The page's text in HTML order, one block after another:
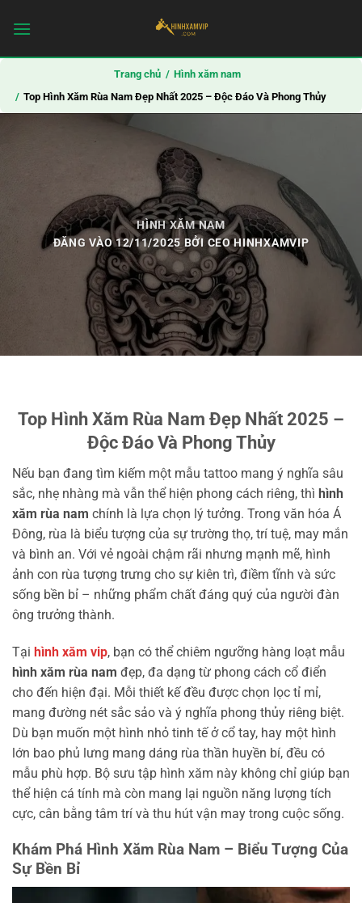
qua
Trang chủ
Hình xăm nam
Top Hình Xăm Rùa Nam Đẹp Nhất 2025 – Độc Đáo Và Phong Thủy
HÌNH XĂM NAM
ĐĂNG VÀO12/11/2025 BỞI CEO HINHXAMVIP
Top Hình Xăm Rùa Nam Đẹp Nhất 2025 –
Độc Đáo Và Phong Thủy
Nếu bạn đang tìm kiếm một mẫu tattoo mang ý nghĩa sâu
sắc, nhẹ nhàng mà vẫn thể hiện phong cách riêng, thì hình
xăm rùa nam chính là lựa chọn lý tưởng. Trong văn hóa Á
Đông, rùa là biểu tượng của sự trường thọ, trí tuệ, may mắn
và bình an. Với vẻ ngoài chậm rãi nhưng mạnh mẽ, hình
ảnh con rùa tượng trưng cho sự kiên trì, điềm tĩnh và sức
sống bền bỉ – những phẩm chất đáng quý của người đàn
ông trưởng thành.
Tại hình xăm vip, bạn có thể chiêm ngưỡng hàng loạt mẫu
hình xăm rùa nam đẹp, đa dạng từ phong cách cổ điển
cho đến hiện đại. Mỗi thiết kế đều được chọn lọc tỉ mỉ,
mang đường nét sắc sảo và ý nghĩa phong thủy riêng biệt.
Dù bạn muốn một hình nhỏ tinh tế ở cổ tay, hay một hình
lớn bao phủ lưng mang dáng rùa thần huyền bí, đều có
mẫu phù hợp. Bộ sưu tập hình xăm này không chỉ giúp bạn
thể hiện cá tính mà còn mang lại nguồn năng lượng tích
cực, cân bằng tâm trí và thu hút vận may trong cuộc sống.
Khám Phá Hình Xăm Rùa Nam – Biểu Tượng Của
Sự Bền Bỉ